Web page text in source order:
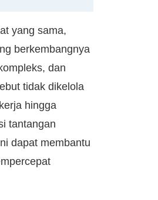
yang sama,
berkembangnya
dan
tidak dikelola
hingga
tantangan
dapat membantu